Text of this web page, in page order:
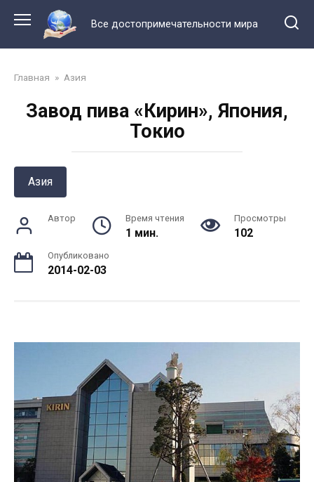
контенту
Все достопримечательности мира
Главная » Азия
Завод пива «Кирин», Япония,
Токио
Азия
Автор Время чтения
1 мин.
Просмотры
102
Опубликовано
2014-02-03